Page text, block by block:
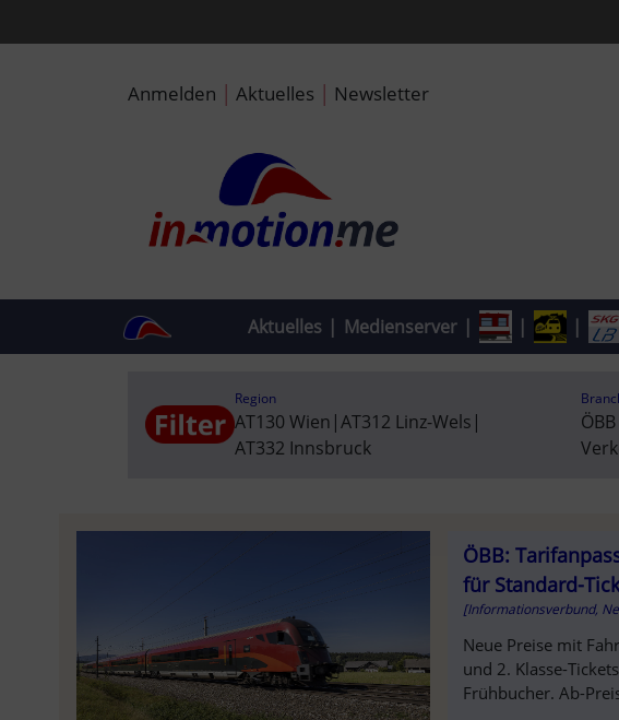
Anmelden | Aktuelles | Newsletter
Aktuelles | Medienserver | | |
Region
AT130 Wien |AT312 Linz-Wels |
AT332 Innsbruck
ÖBB:
für Standard-
[Informationsverbund,
Neue Preise mit
und 2. Klasse-
Frühbucher. Ab-